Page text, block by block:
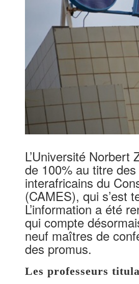
L’Université
de 100% au titre
interafricains du
(CAMES), qui s’est
L’information a été
qui compte
neuf maîtres de
des promus.
Les professeurs